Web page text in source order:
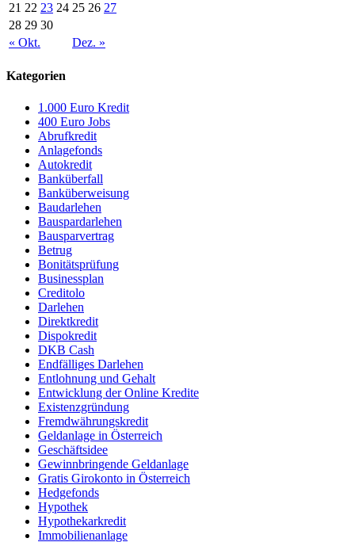
« Okt. Dez. »
21 22 23 24 25 26 27
28 29 30
Kategorien
1.000 Euro Kredit
400 Euro Jobs
Abrufkredit
Anlagefonds
Autokredit
Banküberfall
Banküberweisung
Baudarlehen
Bauspardarlehen
Bausparvertrag
Betrug
Bonitätsprüfung
Businessplan
Creditolo
Darlehen
Direktkredit
Dispokredit
DKB Cash
Endfälliges Darlehen
Entlohnung und Gehalt
Entwicklung der Online Kredite
Existenzgründung
Fremdwährungskredit
Geldanlage in Österreich
Geschäftsidee
Gewinnbringende Geldanlage
Gratis Girokonto in Österreich
Hedgefonds
Hypothek
Hypothekarkredit
Immobilienanlage